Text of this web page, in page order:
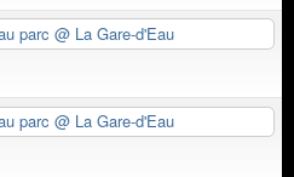
parc @ La Gare-d'Eau
parc @ La Gare-d'Eau